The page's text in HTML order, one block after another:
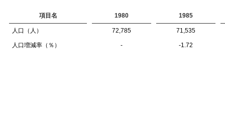
項目名 1980 1985
人口（人） 72,785 71,535
人口増減率（％） - -1.72